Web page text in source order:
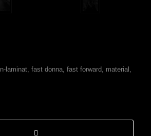
laminat, fast donna, fast forward, material ,